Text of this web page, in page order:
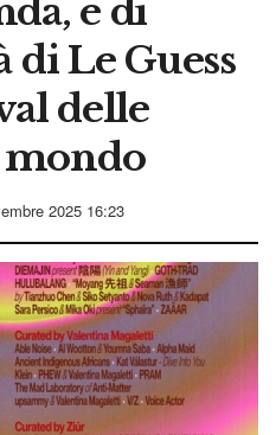
è di
di Le Guess
delle
2025 16:23